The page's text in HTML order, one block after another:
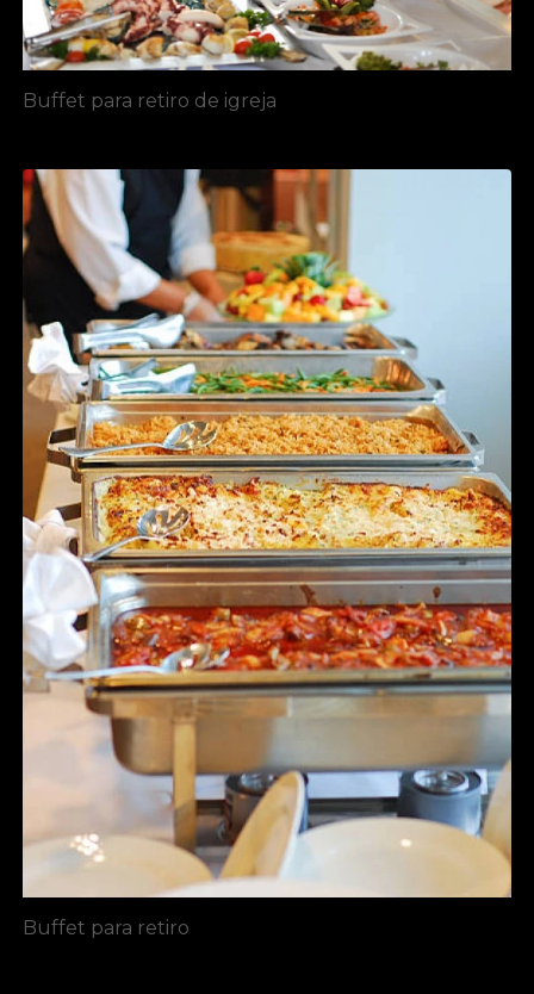
Buffet para retiro de igreja
Buffet para retiro